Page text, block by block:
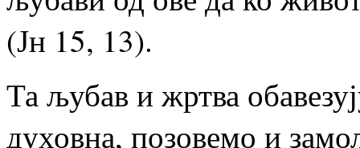
(Јн 15, 13).
Та љубав и жртва
духовна, позовемо и